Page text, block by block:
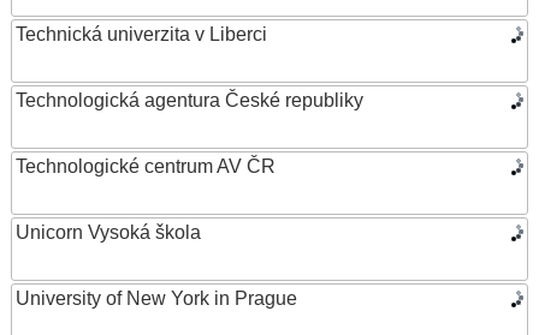
Technická univerzita v Liberci
Technologická agentura České republiky
Technologické centrum AV ČR
Unicorn Vysoká škola
University of New York in Prague